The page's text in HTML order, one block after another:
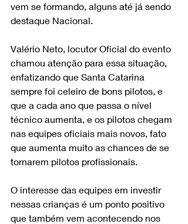
vem se formando, alguns até já sendo
destaque Nacional.
Valério Neto, locutor Oficial do evento
chamou atenção para essa situação,
enfatizando que Santa Catarina
sempre foi celeiro de bons pilotos, e
que a cada ano que passa o nível
técnico aumenta, e os pilotos chegam
nas equipes oficiais mais novos, fato
que aumenta muito as chances de se
tornarem pilotos profissionais.
O interesse das equipes em investir
nessas crianças é um ponto positivo
que também vem acontecendo nos